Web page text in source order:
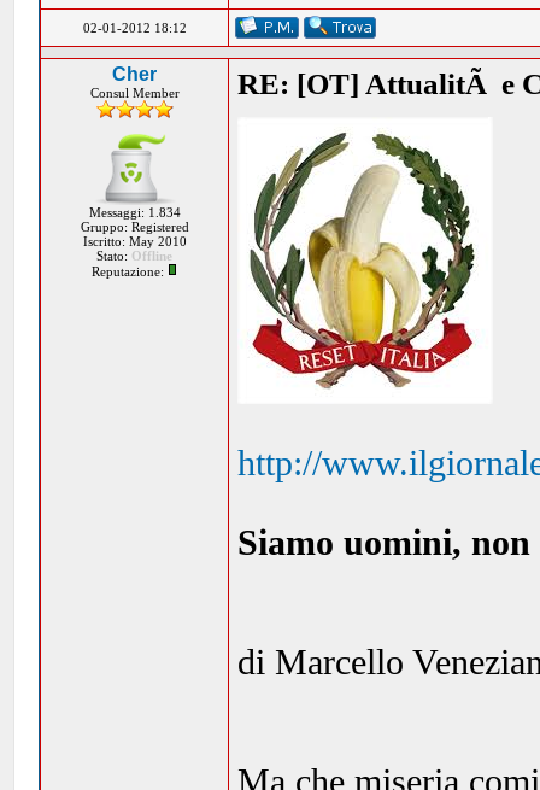
02-01-2012 18:12
Cher
Consul Member
Messaggi: 1.834
Gruppo: Registered
Iscritto: May 2010
Stato: Offline
Reputazione:
RE: [OT] AttualitÃ e
http://
Siamo uomini, non
di Marcello
Ma che miseria